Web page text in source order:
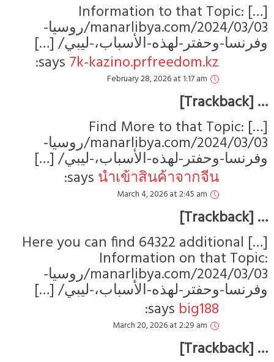
[…] Information to that Topic:
manarlibya.com/2024/03/03/روسيا-
وفرنسا-وحفتر-لهذه-الأسباب،-ليبي/ […]
7k-kazino.prfreedom.kz
says:
February 28, 2026 at 1:17 am
… [Trackback]
[…] Find More to that Topic:
manarlibya.com/2024/03/03/روسيا-
وفرنسا-وحفتر-لهذه-الأسباب،-ليبي/ […]
นำเข้าสินค้าจากจีน
says:
March 4, 2026 at 2:45 am
… [Trackback]
[…] Here you can find 64322 additional
Information on that Topic:
manarlibya.com/2024/03/03/روسيا-
وفرنسا-وحفتر-لهذه-الأسباب،-ليبي/ […]
big188
says:
March 20, 2026 at 2:29 am
… [Trackback]